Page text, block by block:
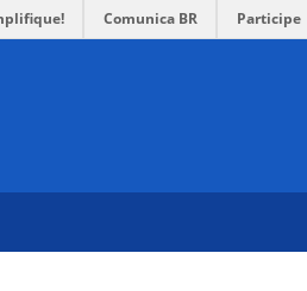
Comunica BR Participe